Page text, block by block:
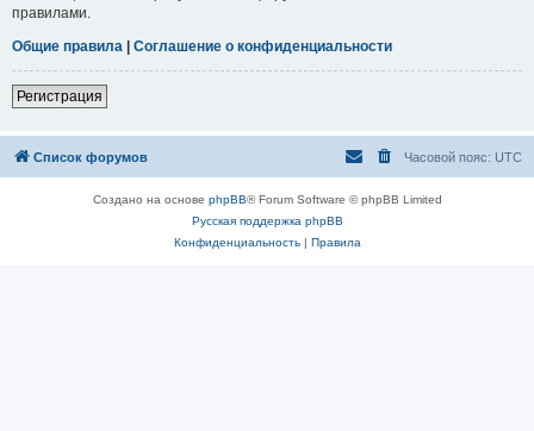
правилами.
Общие правила | Соглашение о конфиденциальности
Регистрация
Список форумов Часовой пояс: UTC
Создано на основе phpBB® Forum Software © phpBB Limited
Русская поддержка phpBB
Конфиденциальность| Правила